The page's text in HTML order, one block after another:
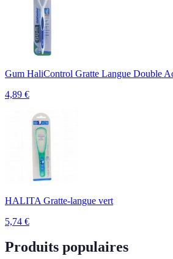
Gum HaliControl Gratte Langue Double
4,89 €
HALITA Gratte-langue vert
5,74 €
Produits populaires